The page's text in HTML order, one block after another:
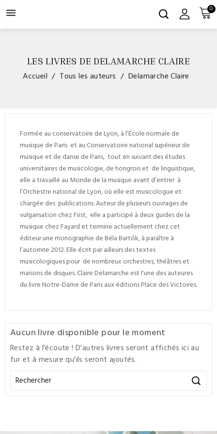
 0
LES LIVRES DE DELAMARCHE CLAIRE
Accueil Tous les auteurs Delamarche Claire
Formée au conservatoire de Lyon, à l’École normale de
musique de Paris et au Conservatoire national supérieur de
musique et de danse de Paris, tout en suivant des études
universitaires de musicologie, de hongrois et de linguistique,
elle a travaillé au Monde de la musique avant d’entrer à
l’Orchestre national de Lyon, où elle est musicologue et
chargée des publications. Auteur de plusieurs ouvrages de
vulgarisation chez First, elle a participé à deux guides de la
musique chez Fayard et termine actuellement chez cet
éditeur une monographie de Béla Bartók, à paraître à
l’automne 2012. Elle écrit par ailleurs des textes
musicologiques pour de nombreux orchestres, théâtres et
maisons de disques. Claire Delamarche est l'une des auteures
du livre Notre-Dame de Paris aux éditions Place des Victoires.
Aucun livre disponible pour le moment
Restez à l'écoute ! D'autres livres seront affichés ici au
fur et à mesure qu'ils seront ajoutés.